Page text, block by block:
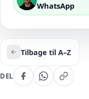
WhatsApp
Tilbage til A–Z
DEL